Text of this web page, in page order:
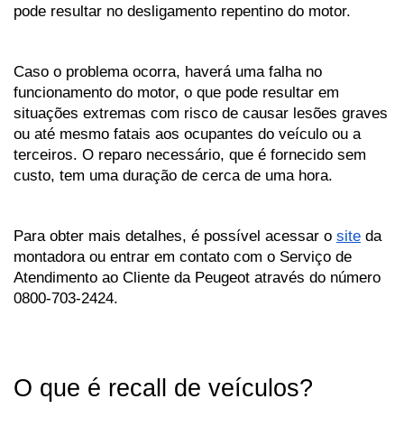
pode resultar no desligamento repentino do motor.
Caso o problema ocorra, haverá uma falha no
funcionamento do motor, o que pode resultar em
situações extremas com risco de causar lesões graves
ou até mesmo fatais aos ocupantes do veículo ou a
terceiros. O reparo necessário, que é fornecido sem
custo, tem uma duração de cerca de uma hora.
Para obter mais detalhes, é possível acessar o site da
montadora ou entrar em contato com o Serviço de
Atendimento ao Cliente da Peugeot através do número
0800-703-2424.
O que é recall de veículos?